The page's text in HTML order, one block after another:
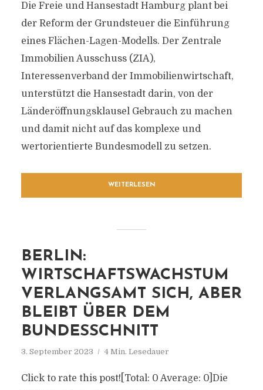
Die Freie und Hansestadt Hamburg plant bei
der Reform der Grundsteuer die Einführung
eines Flächen-Lagen-Modells. Der Zentrale
Immobilien Ausschuss (ZIA),
Interessenverband der Immobilienwirtschaft,
unterstützt die Hansestadt darin, von der
Länderöffnungsklausel Gebrauch zu machen
und damit nicht auf das komplexe und
wertorientierte Bundesmodell zu setzen.
WEITERLESEN
BERLIN:
WIRTSCHAFTSWACHSTUM
VERLANGSAMT SICH, ABER
BLEIBT ÜBER DEM
BUNDESSCHNITT
3. September 2023 4 Min. Lesedauer
Click to rate this post![Total: 0 Average: 0]Die